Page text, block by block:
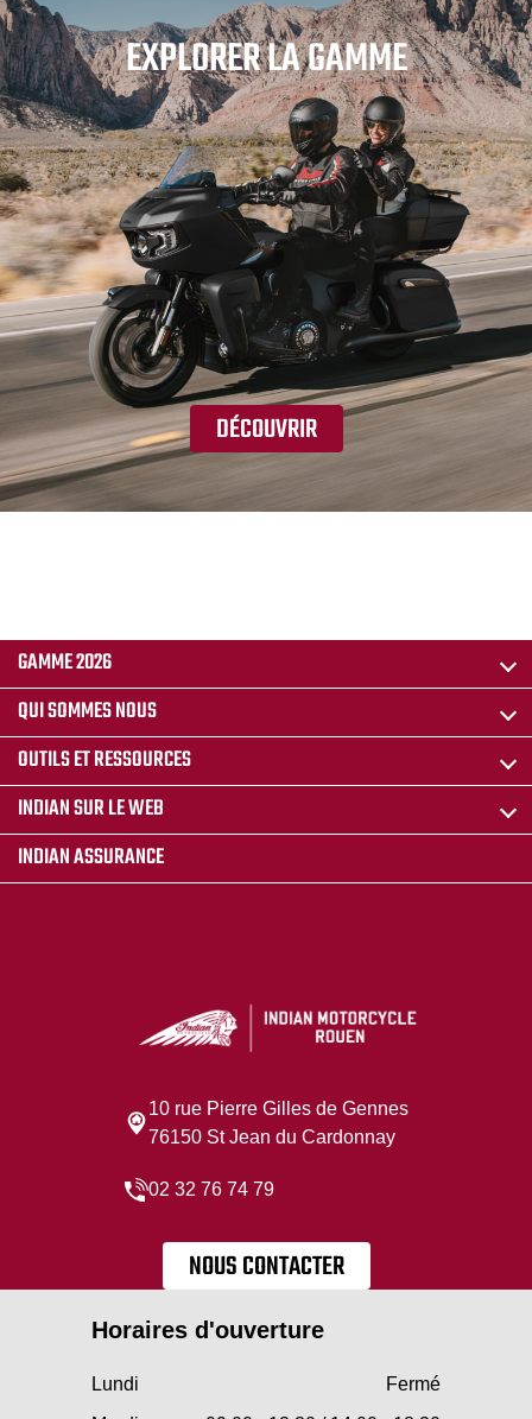
EXPLORER LA GAMME
DÉCOUVRIR
GAMME 2026
QUI SOMMES NOUS
OUTILS ET RESSOURCES
INDIAN SUR LE WEB
INDIAN ASSURANCE
10 rue Pierre Gilles de Gennes
76150 St Jean du Cardonnay
02 32 76 74 79
NOUS CONTACTER
Horaires d'ouverture
Lundi
Fermé